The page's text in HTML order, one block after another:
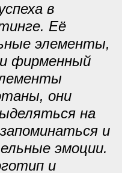
в
Её
элементы,
фирменный
они
на
и
эмоции.
и